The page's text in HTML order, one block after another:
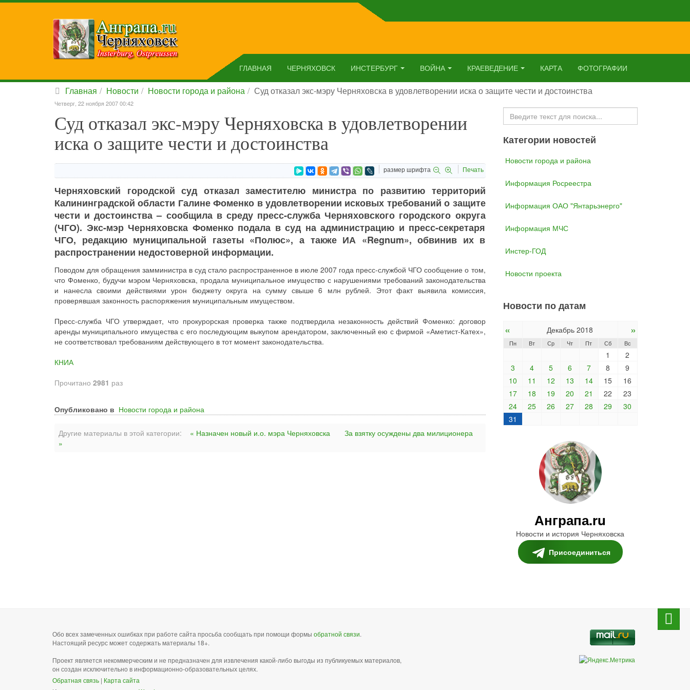
ГЛАВНАЯ ЧЕРНЯХОВСК ИНСТЕРБУРГ ВОЙНА КРАЕВЕДЕНИЕ КАРТА ФОТОГРАФИИ
Главная Новости Новости города и района Суд отказал экс-мэру Черняховска в удовлетворении иска о защите чести и достоинства
Четверг, 22 ноября 2007 00:42
Суд отказал экс-мэру Черняховска в удовлетворении
иска о защите чести и достоинства
размер шрифта Печать
Черняховский городской суд отказал заместителю министра по развитию территорий
Калининградской области Галине Фоменко в удовлетворении исковых требований о защите
чести и достоинства – сообщила в среду пресс-служба Черняховского городского округа
(ЧГО). Экс-мэр Черняховска Фоменко подала в суд на администрацию и пресс-секретаря
ЧГО, редакцию муниципальной газеты «Полюс», а также ИА «Regnum», обвинив их в
распространении недостоверной информации.
Поводом для обращения замминистра в суд стало распространенное в июле 2007 года пресс-службой ЧГО сообщение о том,
что Фоменко, будучи мэром Черняховска, продала муниципальное имущество с нарушениями требований законодательства
и нанесла своими действиями урон бюджету округа на сумму свыше 6 млн рублей. Этот факт выявила комиссия,
проверявшая законность распоряжения муниципальным имуществом.
Пресс-служба ЧГО утверждает, что прокурорская проверка также подтвердила незаконность действий Фоменко: договор
аренды муниципального имущества с его последующим выкупом арендатором, заключенный ею с фирмой «Аметист-Катех»,
не соответствовал требованиям действующего в тот момент законодательства.
КНИА
Прочитано 2981 раз
Опубликовано в Новости города и района
Другие материалы в этой категории: « Назначен новый и.о. мэра Черняховска
За взятку осуждены два милиционера
»
Искать...
Категории новостей
Новости города и района
Информация Росреестра
Информация ОАО "Янтарьэнерго"
Информация МЧС
Инстер-ГОД
Новости проекта
Новости по датам
« Декабрь 2018 »
Пн Вт Ср Чт Пт Сб Вс
1
2
3
4 5 6 7 8
9
10
11 12 13 14 15
16
17
18 19 20 21 22
23
24
25 26 27 28 29
30
31
Анграпа.ru
Новости и история Черняховска
Присоединиться
Обо всех замеченных ошибках при работе сайта просьба сообщать при помощи формы обратной связи.
Настоящий ресурс может содержать материалы 18+.
Проект является некоммерческим и не предназначен для извлечения какой-либо выгоды из публикуемых материалов,
он создан исключительно в информационно-образовательных целях.
Обратная связь | Карта сайта